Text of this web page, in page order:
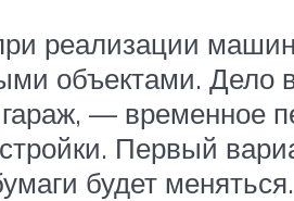
реализации
объектами. Дело
— временное
Первый
будет меняться.